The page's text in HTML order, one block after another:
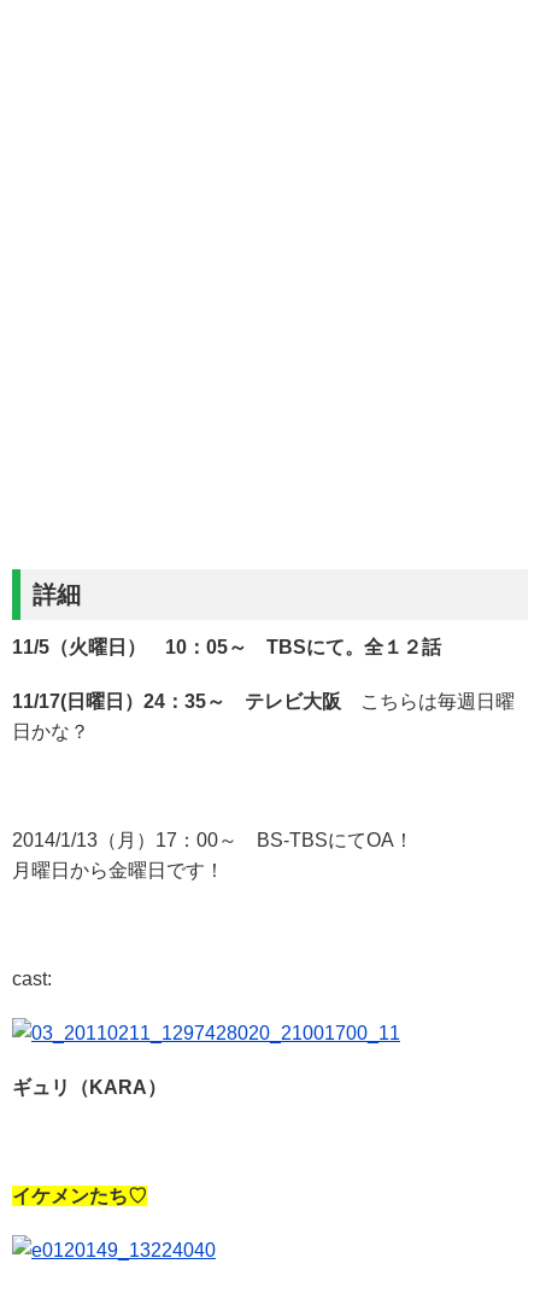
詳細
11/5（火曜日） 10：05～ TBSにて。全１２話
11/17(日曜日）24：35～ テレビ大阪 こちらは毎週日曜
日かな？
2014/1/13（月）17：00～ BS-TBSにてOA！
月曜日から金曜日です！
cast:
ギュリ（KARA）
イケメンたち♡